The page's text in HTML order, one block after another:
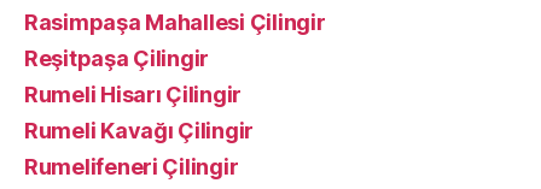
Rasimpaşa Mahallesi Çilingir
Reşitpaşa Çilingir
Rumeli Hisarı Çilingir
Rumeli Kavağı Çilingir
Rumelifeneri Çilingir